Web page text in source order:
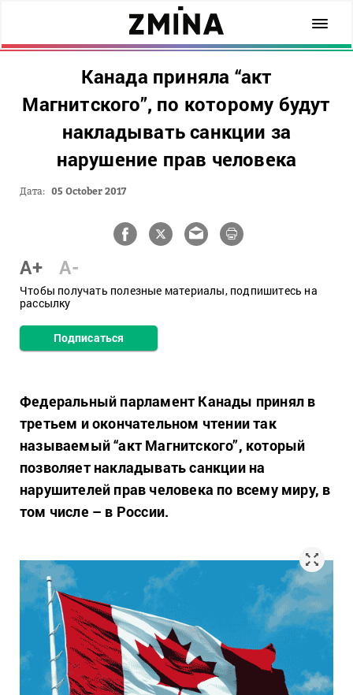
Канада приняла “акт
Магнитского”, по которому будут
накладывать санкции за
нарушение прав человека
Дата: 05 October 2017
A+ A-
Чтобы получать полезные материалы, подпишитесь на
рассылку
Подписаться
Федеральный парламент Канады принял в
третьем и окончательном чтении так
называемый “акт Магнитского”, который
позволяет накладывать санкции на
нарушителей прав человека по всему миру, в
том числе – в России.